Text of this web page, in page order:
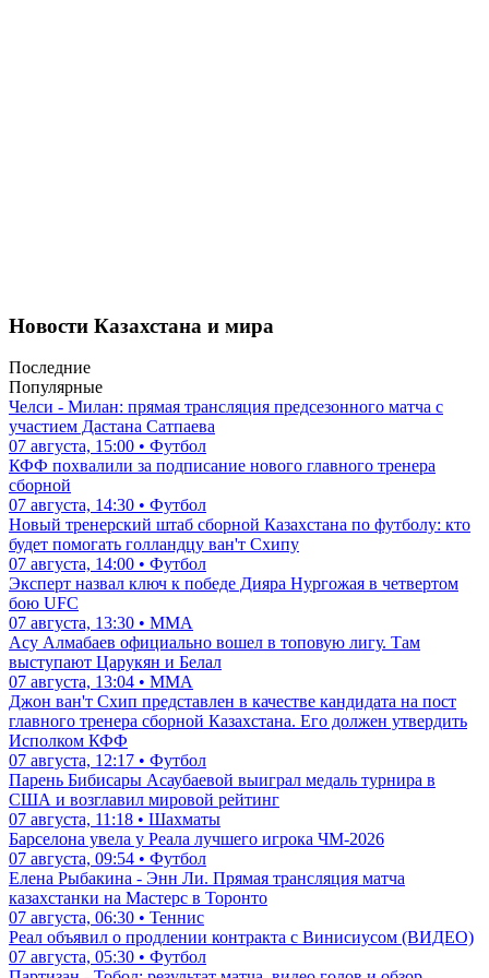
Новости Казахстана и мира
Последние
Популярные
Челси - Милан: прямая трансляция предсезонного матча с
участием Дастана Сатпаева
07 августа, 15:00 • Футбол
КФФ похвалили за подписание нового главного тренера
сборной
07 августа, 14:30 • Футбол
Новый тренерский штаб сборной Казахстана по футболу: кто
будет помогать голландцу ван'т Схипу
07 августа, 14:00 • Футбол
Эксперт назвал ключ к победе Дияра Нургожая в четвертом
бою UFC
07 августа, 13:30 • ММА
Асу Алмабаев официально вошел в топовую лигу. Там
выступают Царукян и Белал
07 августа, 13:04 • ММА
Джон ван'т Схип представлен в качестве кандидата на пост
главного тренера сборной Казахстана. Его должен утвердить
Исполком КФФ
07 августа, 12:17 • Футбол
Парень Бибисары Асаубаевой выиграл медаль турнира в
США и возглавил мировой рейтинг
07 августа, 11:18 • Шахматы
Барселона увела у Реала лучшего игрока ЧМ-2026
07 августа, 09:54 • Футбол
Елена Рыбакина - Энн Ли. Прямая трансляция матча
казахстанки на Мастерс в Торонто
07 августа, 06:30 • Теннис
Реал объявил о продлении контракта с Винисиусом (ВИДЕО)
07 августа, 05:30 • Футбол